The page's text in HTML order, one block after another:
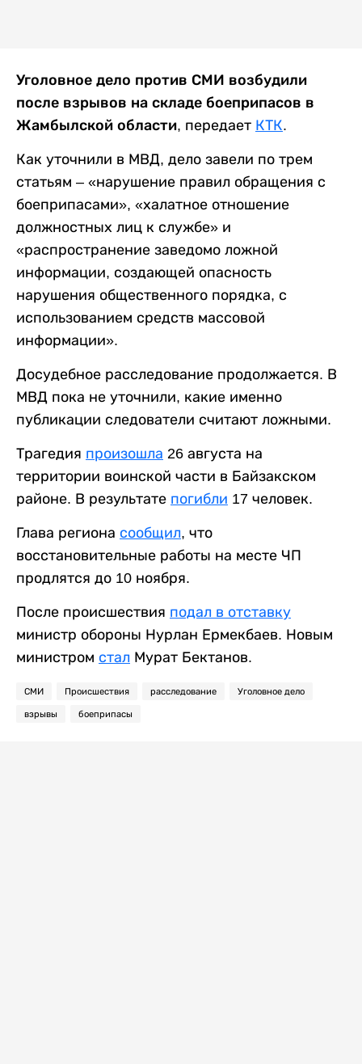
Уголовное дело против СМИ возбудили
после взрывов на складе боеприпасов в
Жамбылской области, передает КТК.
Как уточнили в МВД, дело завели по трем
статьям – «нарушение правил обращения с
боеприпасами», «халатное отношение
должностных лиц к службе» и
«распространение заведомо ложной
информации, создающей опасность
нарушения общественного порядка, с
использованием средств массовой
информации».
Досудебное расследование продолжается. В
МВД пока не уточнили, какие именно
публикации следователи считают ложными.
Трагедия произошла 26 августа на
территории воинской части в Байзакском
районе. В результате погибли 17 человек.
Глава региона сообщил, что
восстановительные работы на месте ЧП
продлятся до 10 ноября.
После происшествия подал в отставку
министр обороны Нурлан Ермекбаев. Новым
министром стал Мурат Бектанов.
СМИ Происшествия расследование Уголовное дело
взрывы боеприпасы